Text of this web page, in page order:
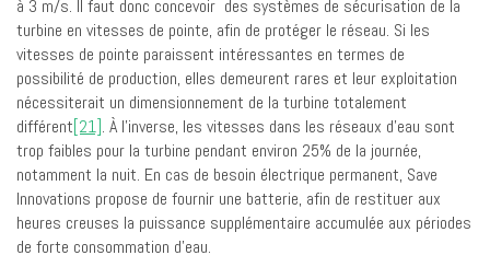
à 3 m/s. Il faut donc concevoir des systèmes de sécurisation de la
turbine en vitesses de pointe, afin de protéger le réseau. Si les
vitesses de pointe paraissent intéressantes en termes de
possibilité de production, elles demeurent rares et leur exploitation
nécessiterait un dimensionnement de la turbine totalement
différent[21]. À l’inverse, les vitesses dans les réseaux d’eau sont
trop faibles pour la turbine pendant environ 25% de la journée,
notamment la nuit. En cas de besoin électrique permanent, Save
Innovations propose de fournir une batterie, afin de restituer aux
heures creuses la puissance supplémentaire accumulée aux périodes
de forte consommation d’eau.